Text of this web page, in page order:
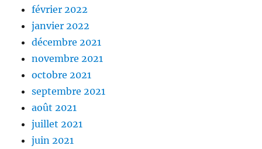
février 2022
janvier 2022
décembre 2021
novembre 2021
octobre 2021
septembre 2021
août 2021
juillet 2021
juin 2021